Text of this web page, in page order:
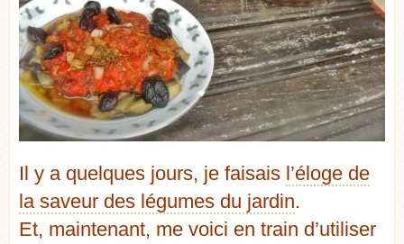
Il y a quelques jours, je faisais l’éloge de
la saveur des légumes du jardin.
Et, maintenant, me voici en train d’utiliser